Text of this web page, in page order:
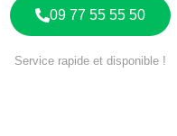
09 77 55 55 50
Service rapide et disponible !